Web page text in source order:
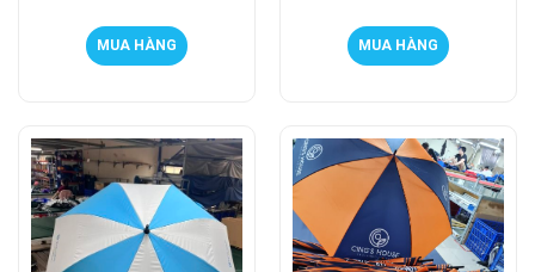
MUA HÀNG MUA HÀNG